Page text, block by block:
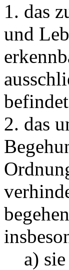
1. das
und
2. das
a) sie